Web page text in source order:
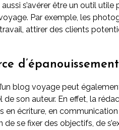
s’avérer être un outil
Par exemple, les
attirer des clients
blog voyage peut
de son auteur. En effet, la
en écriture, en communication
de se fixer des objectifs, de